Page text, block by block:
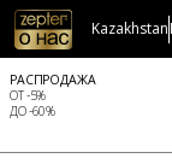
Kazakhstan
РАСПРОДАЖА
ОТ -5%
ДО -60%